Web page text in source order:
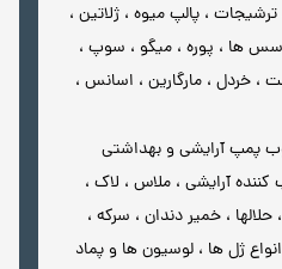
، پالپ میوه ، ژلاتین ،
سس ها ، پوره ، میگو ، سوپ ،
، خردل ، مارگارین ، اسانس ،
پمپ آرایشی و بهداشتی
آرایشی ، ملاس ، لاک ،
، خمیر دندان ، سرکه ،
ژل ها ، لوسیون ها و پماد